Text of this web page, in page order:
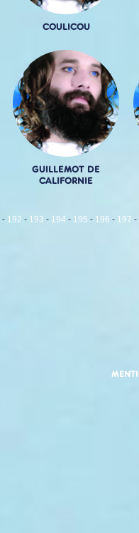
COULICOU
GUILLEMOT DE
CALIFORNIE
- 192 - 193 - 194 - 195 - 196 - 197 -